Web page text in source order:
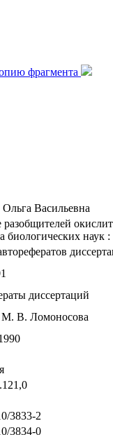
фрагмента
Васильевна
разобщителей
биологических наук
диссертаций
В. Ломоносова
3833-2
3834-0